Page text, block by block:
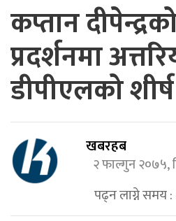
कप्तान
प्रदर्शनमा
डीपीएलको
खबरहब
२ फाल्गुन २०७५,
पढ्न लाग्ने समय :